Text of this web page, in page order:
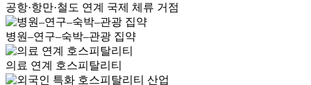
공항·항만·철도 연계 국제 체류 거점
병원–연구–숙박–관광 집약
의료 연계 호스피탈리티